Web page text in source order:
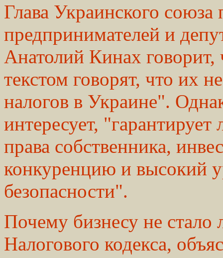
Глава Украинского
предпринимателей и
Анатолий Кинах
текстом говорят, что их
налогов в Украине".
интересует,
права собственника,
конкуренцию и высокий
безопасности".
Почему бизнесу не стало
Налогового кодекса,